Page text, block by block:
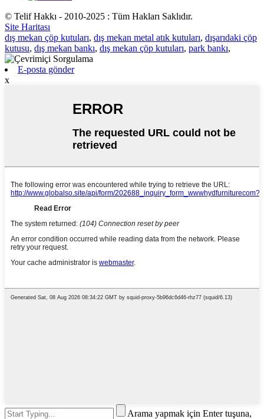
© Telif Hakkı - 2010-2025 : Tüm Hakları Saklıdır.
Site Haritası
dış mekan çöp kutuları, dış mekan metal atık kutuları, dışarıdaki çöp
kutusu, dış mekan bankı, dış mekan çöp kutuları, park bankı,
E-posta gönder
x
Arama yapmak için Enter tuşuna,